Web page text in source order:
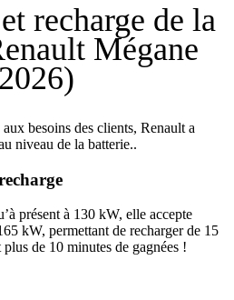
recharge de la
Mégane
besoins des clients, Renault a
niveau de la batterie..
présent à 130 kW, elle accepte
kW, permettant de recharger de 15
de 10 minutes de gagnées !